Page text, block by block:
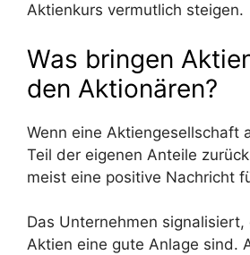
Aktienkurs vermutlich steigen.
Was bringen
den Aktionären?
Wenn eine Aktiengesellschaft
Teil der eigenen Anteile
meist eine positive Nachricht
Das Unternehmen
Aktien eine gute Anlage sind.